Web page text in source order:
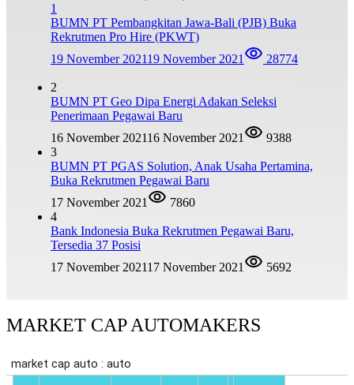
1
BUMN PT Pembangkitan Jawa-Bali (PJB) Buka
Rekrutmen Pro Hire (PKWT)
19 November 202119 November 2021 28774
2
BUMN PT Geo Dipa Energi Adakan Seleksi
Penerimaan Pegawai Baru
16 November 202116 November 2021
9388
3
BUMN PT PGAS Solution, Anak Usaha Pertamina,
Buka Rekrutmen Pegawai Baru
17 November 2021
7860
4
Bank Indonesia Buka Rekrutmen Pegawai Baru,
Tersedia 37 Posisi
17 November 202117 November 2021 5692
MARKET CAP AUTOMAKERS